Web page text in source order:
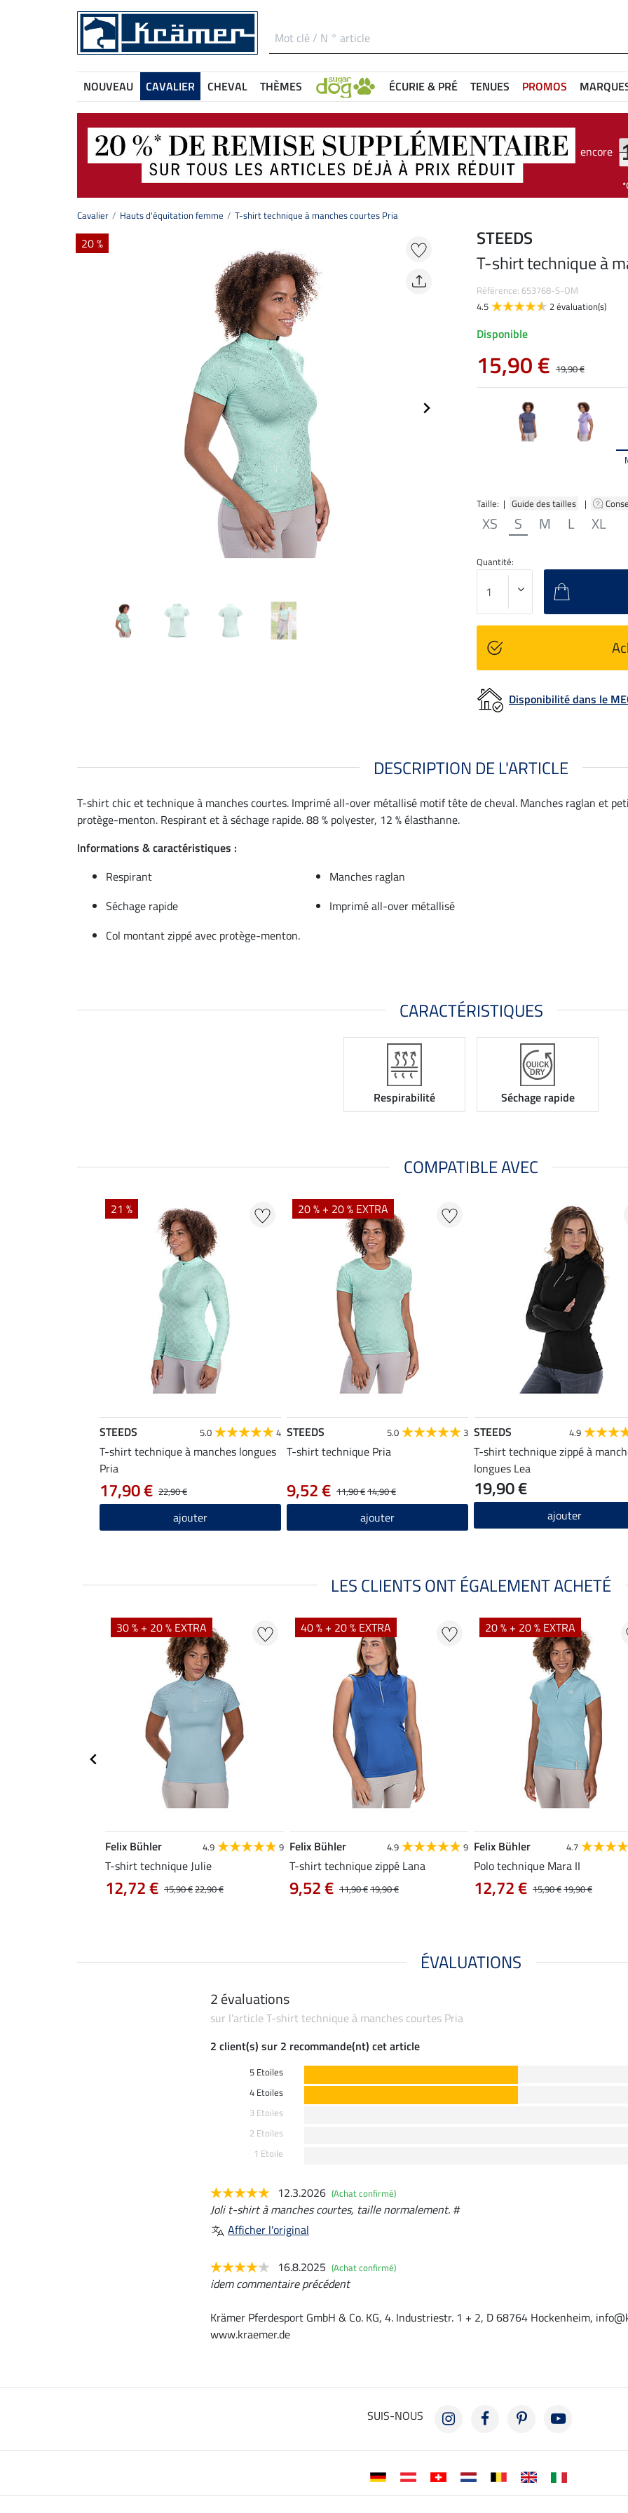
NOUVEAU CAVALIER CHEVAL THÈMES ÉCURIE & PRÉ TENUES PROMOS
encore
Cavalier Hauts d'équitation femme T-shirt technique à manches courtes Pria
20 %
Taille: | Guide des tailles |
XS S M L XL
STEEDS
T-shirt technique à
Référence: 653768-S-OM
4.5
2 évaluation(s)
Disponible
15,90 € 19,90 €
Quantité:
Disponibilité dans le
DESCRIPTION DE L'ARTICLE
T-shirt chic et technique à manches courtes. Imprimé all-over métallisé motif tête de cheval. Manches raglan et
protège-menton. Respirant et à séchage rapide. 88 % polyester, 12 % élasthanne.
Informations & caractéristiques :
Respirant
Manches raglan
Séchage rapide
Imprimé all-over métallisé
Col montant zippé avec protège-menton.
CARACTÉRISTIQUES
Respirabilité Séchage rapide
COMPATIBLE AVEC
21 %
STEEDS 5.0 4
T-shirt technique à manches longues
Pria
22,90 €
17,90 €
ajouter
20 % + 20 % EXTRA
STEEDS 5.0 3
T-shirt technique Pria
11,90 €14,90 €
9,52 €
ajouter
STEEDS 4.9
T-shirt technique zippé à
longues Lea
19,90 €
ajouter
LES CLIENTS ONT ÉGALEMENT ACHETÉ
30 % + 20 % EXTRA
Felix Bühler 4.9 9
T-shirt technique Julie
15,90 €22,90 €
12,72 €
40 % + 20 % EXTRA
Felix Bühler 4.9 9
T-shirt technique zippé Lana
11,90 €19,90 €
9,52 €
20 % + 20 % EXTRA
Felix Bühler 4.7
Polo technique Mara II
15,90 €19,90 €
12,72 €
ÉVALUATIONS
2 évaluations
sur l'article T-shirt technique à manches courtes Pria
2 client(s) sur 2 recommande(nt) cet article
5 Etoiles
4 Etoiles
3 Etoiles
2 Etoiles
1 Etoile
12.3.2026 (Achat confirmé)
Joli t-shirt à manches courtes, taille normalement. #
Afficher l'original
16.8.2025 (Achat confirmé)
idem commentaire précédent
Krämer Pferdesport GmbH & Co. KG, 4. Industriestr. 1 + 2, D 68764 Hockenheim,
www.kraemer.de
SUIS-NOUS